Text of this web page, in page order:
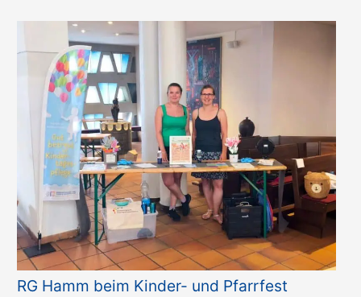
RG Hamm beim Kinder- und Pfarrfest